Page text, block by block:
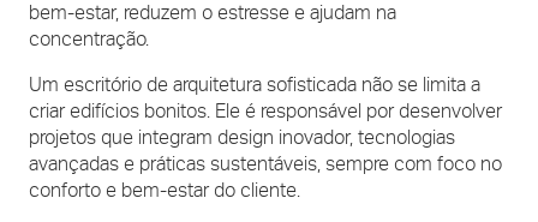
bem-estar, reduzem o estresse e ajudam na
concentração.
Um escritório de arquitetura sofisticada não se limita a
criar edifícios bonitos. Ele é responsável por desenvolver
projetos que integram design inovador, tecnologias
avançadas e práticas sustentáveis, sempre com foco no
conforto e bem-estar do cliente.